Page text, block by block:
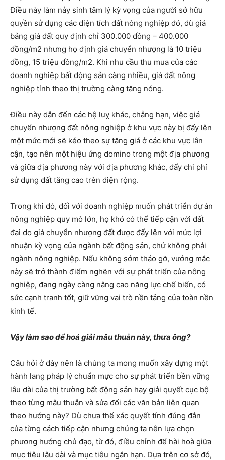
Điều này làm nảy sinh tâm lý kỳ vọng của người sở hữu
quyền sử dụng các diện tích đất nông nghiệp đó, dù giá
bảng giá đất quy định chỉ 300.000 đồng – 400.000
đồng/m2 nhưng họ định giá chuyển nhượng là 10 triệu
đồng, 15 triệu đồng/m2. Khi nhu cầu thu mua của các
doanh nghiệp bất động sản càng nhiều, giá đất nông
nghiệp tính theo thị trường càng tăng nóng.
Điều này dẫn đến các hệ luỵ khác, chẳng hạn, việc giá
chuyển nhượng đất nông nghiệp ở khu vực này bị đẩy lên
một mức mới sẽ kéo theo sự tăng giá ở các khu vực lân
cận, tạo nên một hiệu ứng domino trong một địa phương
và giữa địa phương này với địa phương khác, đẩy chi phí
sử dụng đất tăng cao trên diện rộng.
Trong khi đó, đối với doanh nghiệp muốn phát triển dự án
nông nghiệp quy mô lớn, họ khó có thể tiếp cận với đất
đai do giá chuyển nhượng đất được đẩy lên với mức lợi
nhuận kỳ vọng của ngành bất động sản, chứ không phải
ngành nông nghiệp. Nếu không sớm tháo gỡ, vướng mắc
này sẽ trở thành điểm nghẽn với sự phát triển của nông
nghiệp, đang ngày càng nâng cao năng lực chế biến, có
sức cạnh tranh tốt, giữ vững vai trò nền tảng của toàn nền
kinh tế.
Vậy làm sao để hoá giải mâu thuẫn này, thưa ông?
Câu hỏi ở đây nên là chúng ta mong muốn xây dựng một
hành lang pháp lý chuẩn mực cho sự phát triển bền vững
lâu dài của thị trường bất động sản hay giải quyết cục bộ
theo từng mâu thuẫn và sửa đổi các văn bản liên quan
theo hướng này? Dù chưa thể xác quyết tính đúng đắn
của từng cách tiếp cận nhưng chúng ta nên lựa chọn
phương hướng chủ đạo, từ đó, điều chỉnh để hài hoà giữa
mục tiêu lâu dài và mục tiêu ngắn hạn. Dựa trên cơ sở đó,